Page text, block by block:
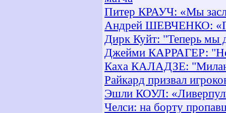
Питер КРАУЧ: «Мы
Андрей ШЕВЧЕНКО:
Дирк Куйт: "Теперь мы
Джейми КАРРАГЕР:
Каха КАЛАДЗЕ:
Райкард призвал
Эшли КОУЛ:
Челси: на борту